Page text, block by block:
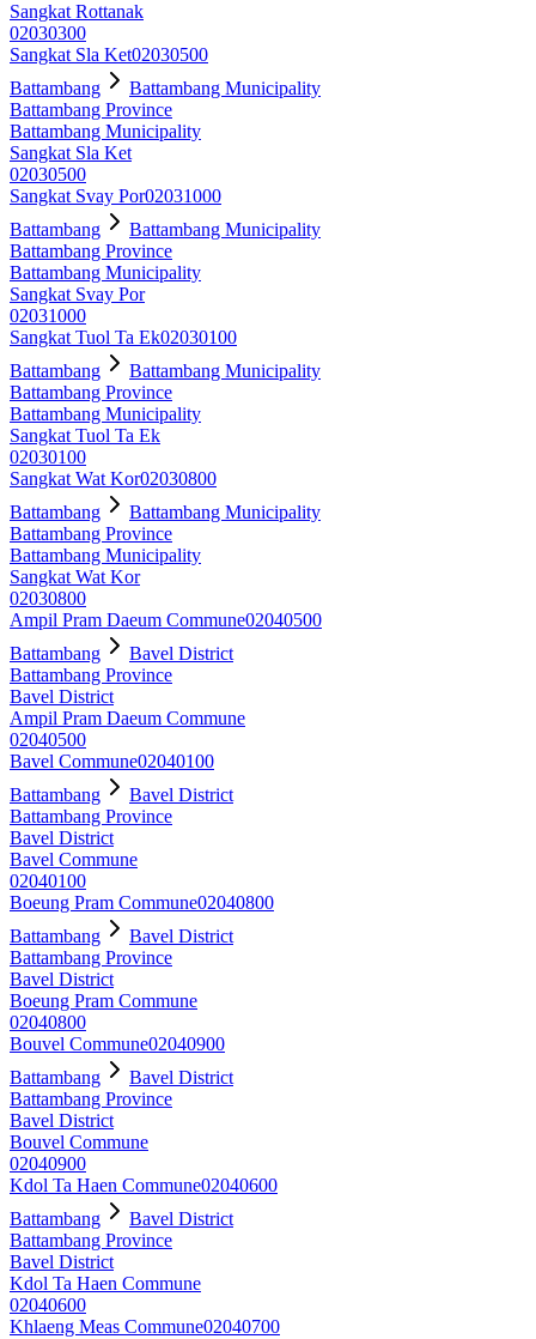
Sangkat Rottanak
02030300
Sangkat Sla Ket02030500
Battambang
Battambang Municipality
Battambang Province
Battambang Municipality
Sangkat Sla Ket
02030500
Sangkat Svay Por02031000
Battambang
Battambang Municipality
Battambang Province
Battambang Municipality
Sangkat Svay Por
02031000
Sangkat Tuol Ta Ek02030100
Battambang
Battambang Municipality
Battambang Province
Battambang Municipality
Sangkat Tuol Ta Ek
02030100
Sangkat Wat Kor02030800
Battambang
Battambang Municipality
Battambang Province
Battambang Municipality
Sangkat Wat Kor
02030800
Ampil Pram Daeum Commune02040500
Battambang
Bavel District
Battambang Province
Bavel District
Ampil Pram Daeum Commune
02040500
Bavel Commune02040100
Battambang
Bavel District
Battambang Province
Bavel District
Bavel Commune
02040100
Boeung Pram Commune02040800
Battambang
Bavel District
Battambang Province
Bavel District
Boeung Pram Commune
02040800
Bouvel Commune02040900
Battambang
Bavel District
Battambang Province
Bavel District
Bouvel Commune
02040900
Kdol Ta Haen Commune02040600
Battambang
Bavel District
Battambang Province
Bavel District
Kdol Ta Haen Commune
02040600
Khlaeng Meas Commune02040700